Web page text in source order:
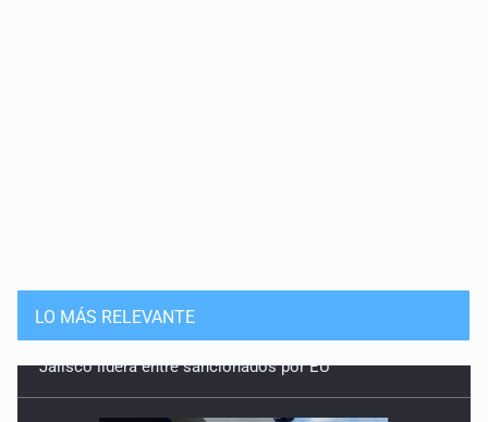
LO MÁS RELEVANTE